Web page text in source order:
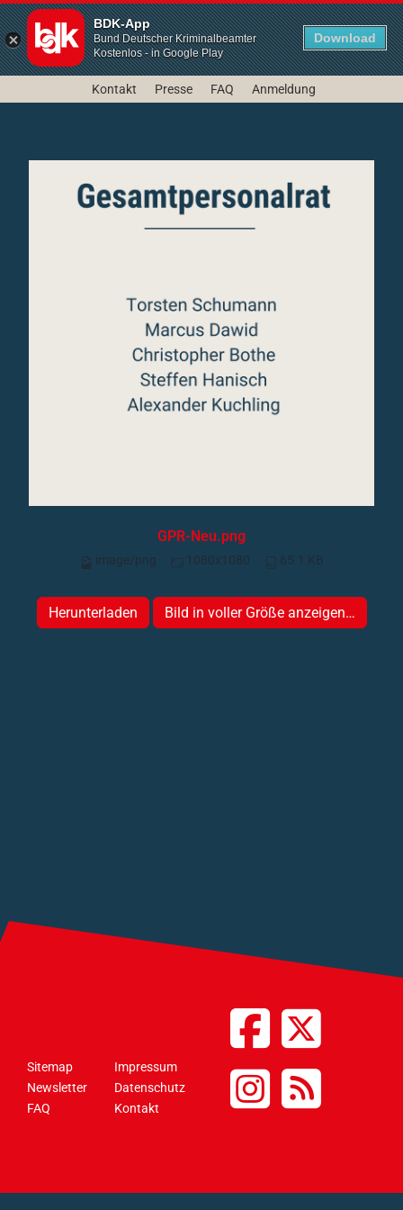
BDK-App
Bund Deutscher Kriminalbeamter
Kostenlos - in Google Play
Download
Kontakt Presse FAQ Anmeldung
GPR-Neu.png
image/png 1080x1080 65.1 KB
Herunterladen Bild in voller Größe anzeigen…
FAQ
Newsletter
Sitemap
Kontakt
Datenschutz
Impressum